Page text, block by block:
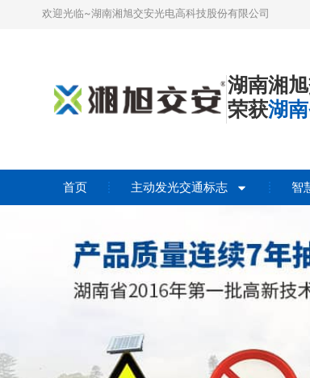
欢迎光临~湖南湘旭交安光电高科技股份有限公司
湖南湘
荣获湖
首页 主动发光交通标志 智